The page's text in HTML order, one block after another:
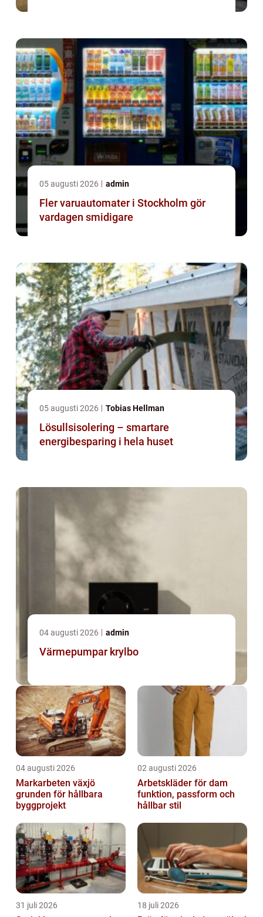
05 augusti 2026 admin
Fler varuautomater i Stockholm gör
vardagen smidigare
05 augusti 2026 Tobias Hellman
Lösullsisolering – smartare
energibesparing i hela huset
04 augusti 2026 admin
Värmepumpar krylbo
04 augusti 2026
Markarbeten växjö
grunden för hållbara
byggprojekt
02 augusti 2026
Arbetskläder för dam
funktion, passform och
hållbar stil
31 juli 2026 18 juli 2026